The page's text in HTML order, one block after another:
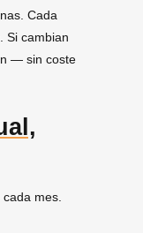
Cada
Si cambian
— sin coste
mes.